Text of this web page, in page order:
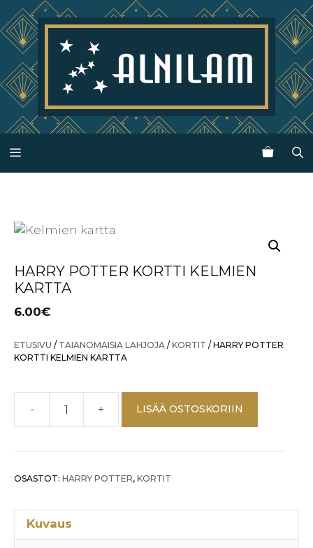
Siirry
sisältöön
HARRY POTTER KORTTI KELMIEN
KARTTA
6.00€
ETUSIVU / TAIANOMAISIA LAHJOJA /KORTIT / HARRY POTTER
KORTTI KELMIEN KARTTA
-
HARRY
KORTTI
KARTTA
+ LISÄÄ OSTOSKORIIN
OSASTOT: HARRY POTTER, KORTIT
Kuvaus